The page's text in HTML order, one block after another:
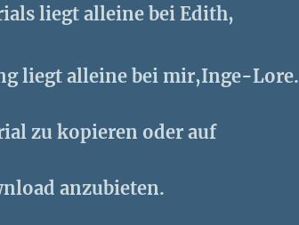
liegt alleine bei Edith,
liegt alleine bei mir,Inge-Lore.
zu kopieren oder auf
anzubieten.